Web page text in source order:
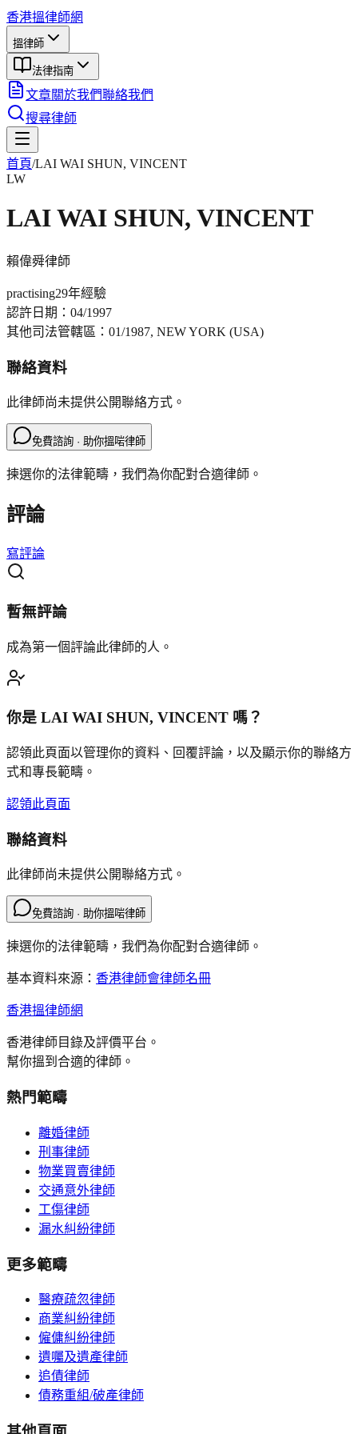
香港搵律師網
搵律師
法律指南
文章關於我們聯絡我們
搜尋律師
首頁/LAI WAI SHUN, VINCENT
LW
LAI WAI SHUN, VINCENT
賴偉舜律師
practising29年經驗
認許日期： 04/1997
其他司法管轄區： 01/1987, NEW YORK (USA)
聯絡資料
此律師尚未提供公開聯絡方式。
免費諮詢 · 助你搵啱律師
揀選你的法律範疇，我們為你配對合適律師。
評論
寫評論
暫無評論
成為第一個評論此律師的人。
你是 LAI WAI SHUN, VINCENT 嗎？
認領此頁面以管理你的資料、回覆評論，以及顯示你的聯絡方
式和專長範疇。
認領此頁面
聯絡資料
此律師尚未提供公開聯絡方式。
免費諮詢 · 助你搵啱律師
揀選你的法律範疇，我們為你配對合適律師。
基本資料來源： 香港律師會律師名冊
香港搵律師網
香港律師目錄及評價平台。
幫你搵到合適的律師。
熱門範疇
離婚律師
刑事律師
物業買賣律師
交通意外律師
工傷律師
漏水糾紛律師
更多範疇
醫療疏忽律師
商業糾紛律師
僱傭糾紛律師
遺囑及遺產律師
追債律師
債務重組/破產律師